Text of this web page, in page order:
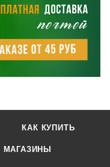
КАК КУПИТЬ
МАГАЗИНЫ